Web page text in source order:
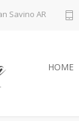
Savino AR
HOME